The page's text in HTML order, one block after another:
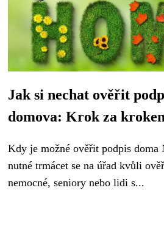
Jak si nechat ověřit
domova: Krok za
Kdy je možné ověřit podpis doma
nutné trmácet se na úřad kvůli
nemocné, seniory nebo lidi s...